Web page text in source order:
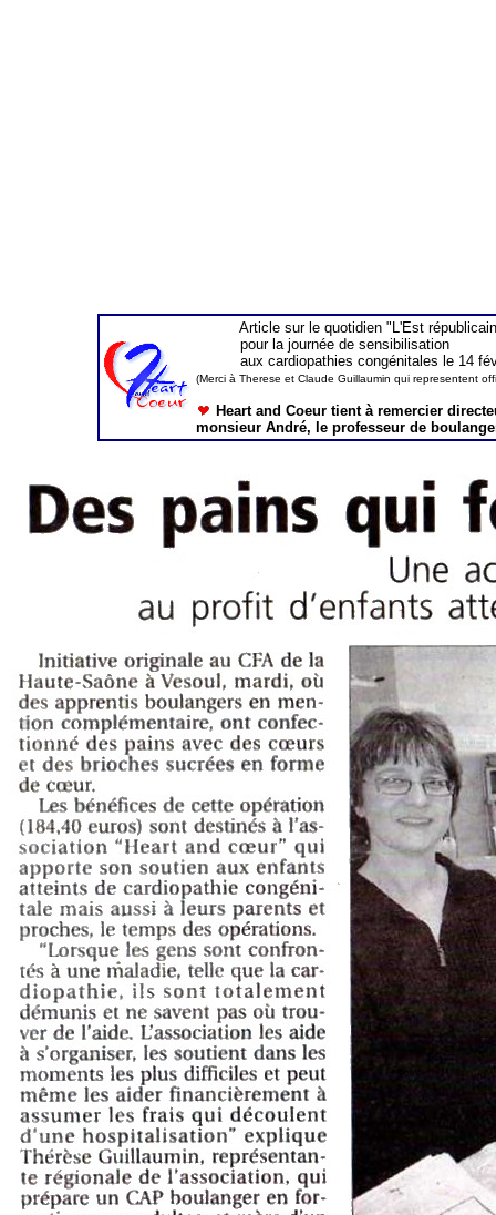
Article sur le quotidien "L'Est
pour la journée de sensibilisation
aux cardiopathies congénitales le 14
(Merci à Therese et Claude Guillaumin qui representent
Heart and Coeur tient à remercier
monsieur André, le professeur de